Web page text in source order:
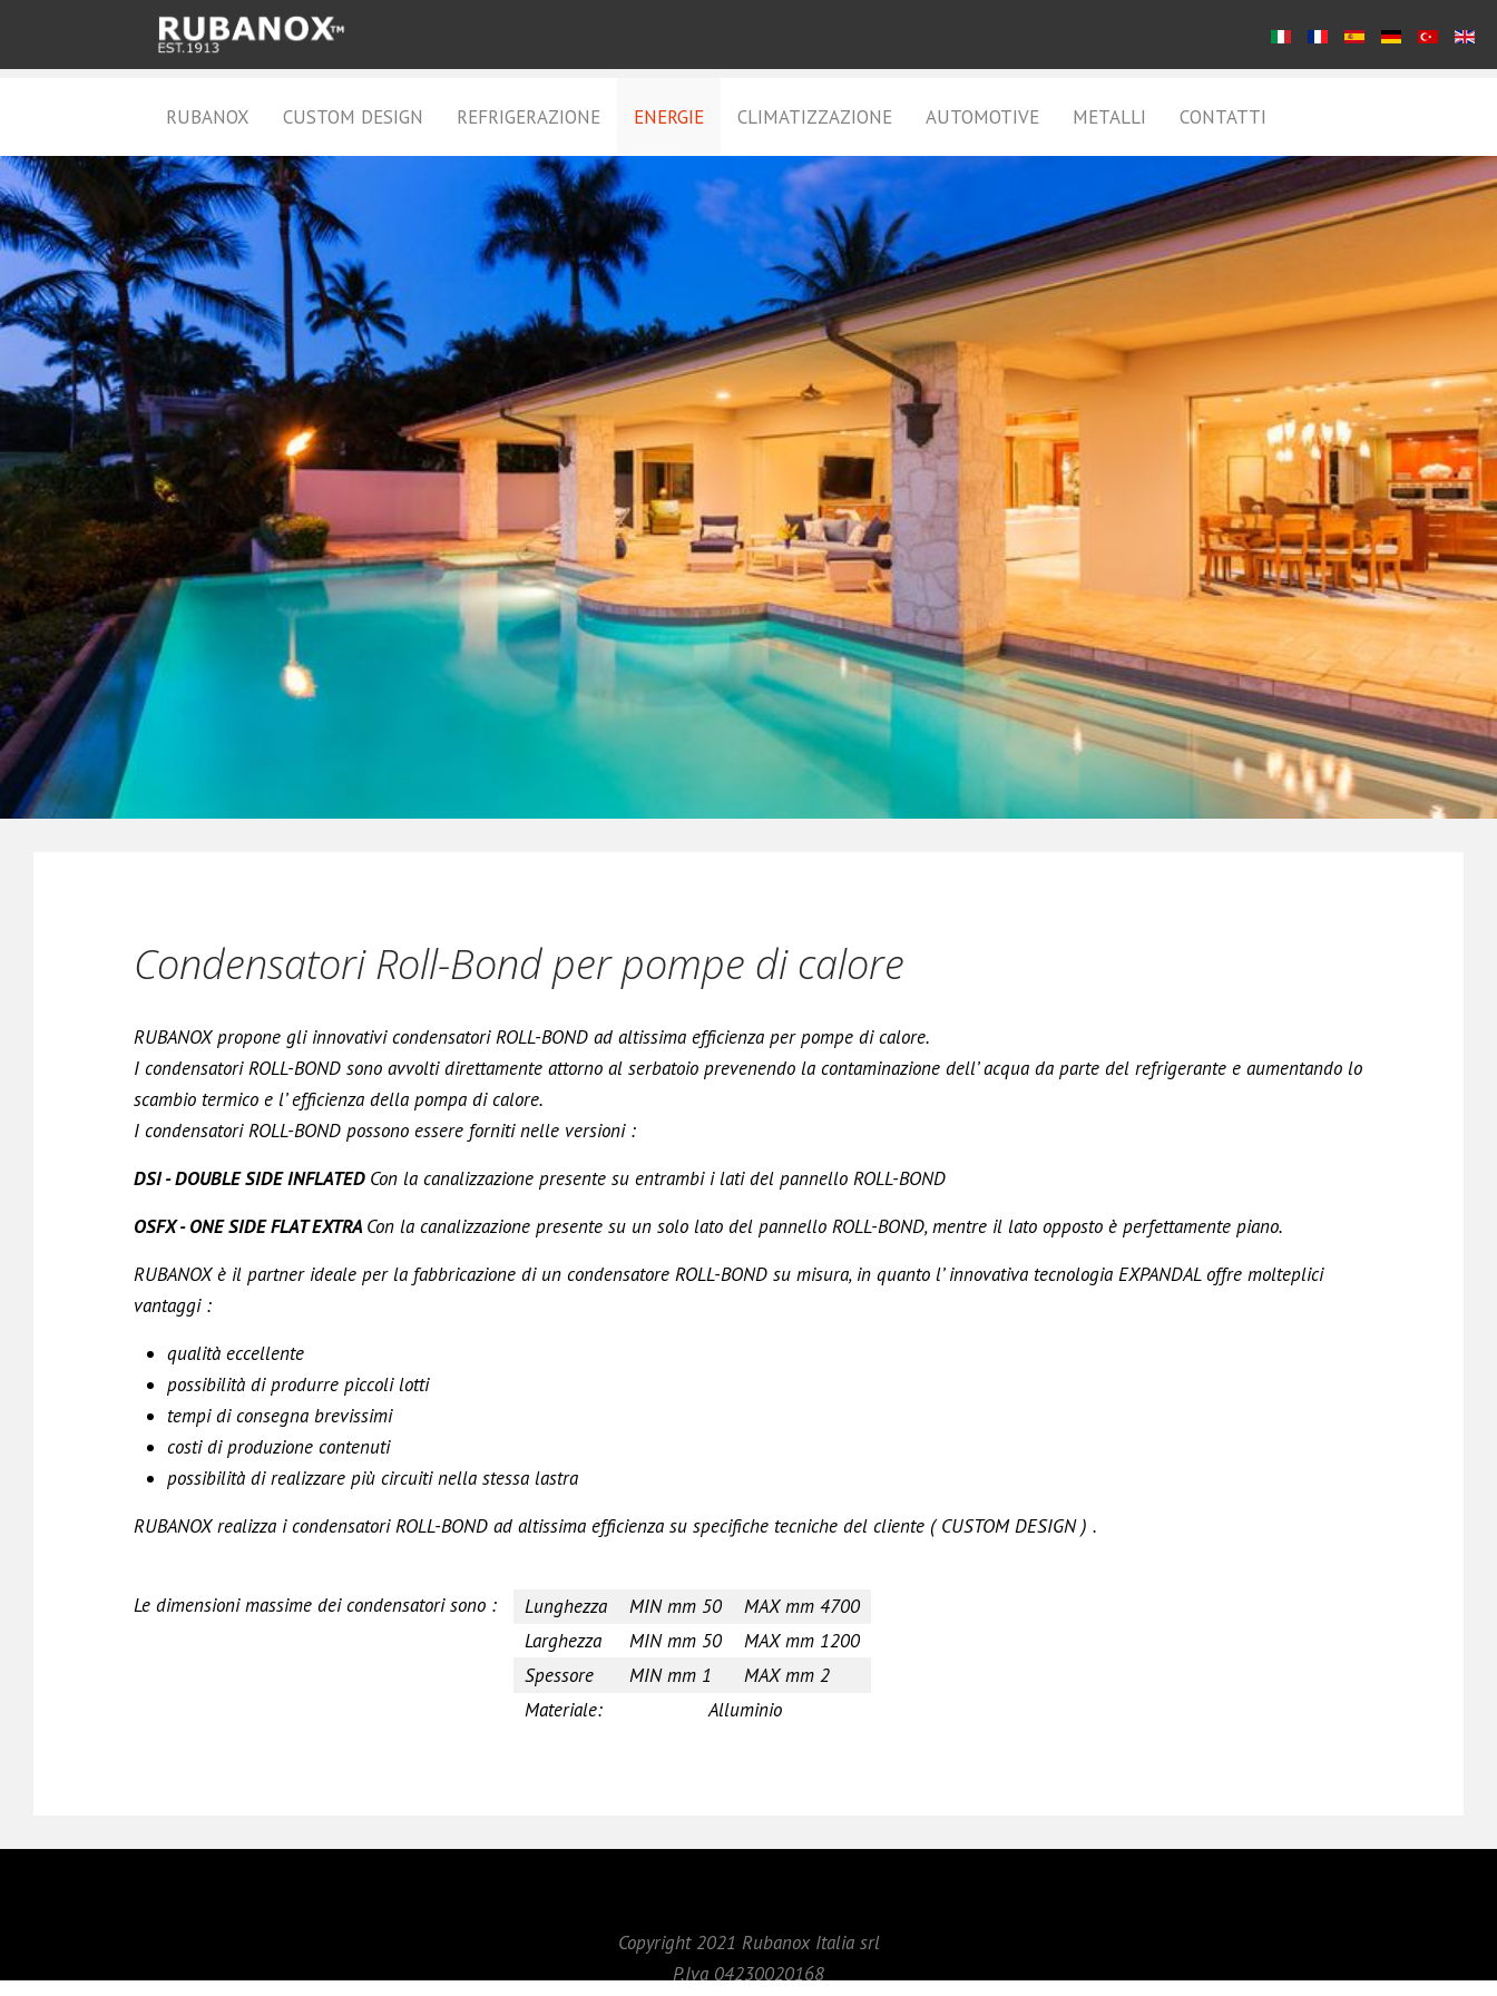
RUBANOX CUSTOM DESIGN REFRIGERAZIONE ENERGIE CLIMATIZZAZIONE AUTOMOTIVE METALLI CONTATTI
Condensatori Roll-Bond per pompe di calore
RUBANOX propone gli innovativi condensatori ROLL-BOND ad altissima efficienza per pompe di calore.
I condensatori ROLL-BOND sono avvolti direttamente attorno al serbatoio prevenendo la contaminazione dell’ acqua da parte del refrigerante e aumentando lo
scambio termico e l’ efficienza della pompa di calore.
I condensatori ROLL-BOND possono essere forniti nelle versioni :
DSI - DOUBLE SIDE INFLATED Con la canalizzazione presente su entrambi i lati del pannello ROLL-BOND
OSFX - ONE SIDE FLAT EXTRA Con la canalizzazione presente su un solo lato del pannello ROLL-BOND, mentre il lato opposto è perfettamente piano.
RUBANOX è il partner ideale per la fabbricazione di un condensatore ROLL-BOND su misura, in quanto l’ innovativa tecnologia EXPANDAL offre molteplici
vantaggi :
qualità eccellente
possibilità di produrre piccoli lotti
tempi di consegna brevissimi
costi di produzione contenuti
possibilità di realizzare più circuiti nella stessa lastra
RUBANOX realizza i condensatori ROLL-BOND ad altissima efficienza su specifiche tecniche del cliente ( CUSTOM DESIGN ) .
Le dimensioni massime dei condensatori sono : Lunghezza MIN mm 50
MAX mm 4700
Larghezza
MIN mm 50
MAX mm 1200
Spessore
MIN mm 1
MAX mm 2
Materiale:
Alluminio
Copyright 2021 Rubanox Italia srl
P.Iva 04230020168